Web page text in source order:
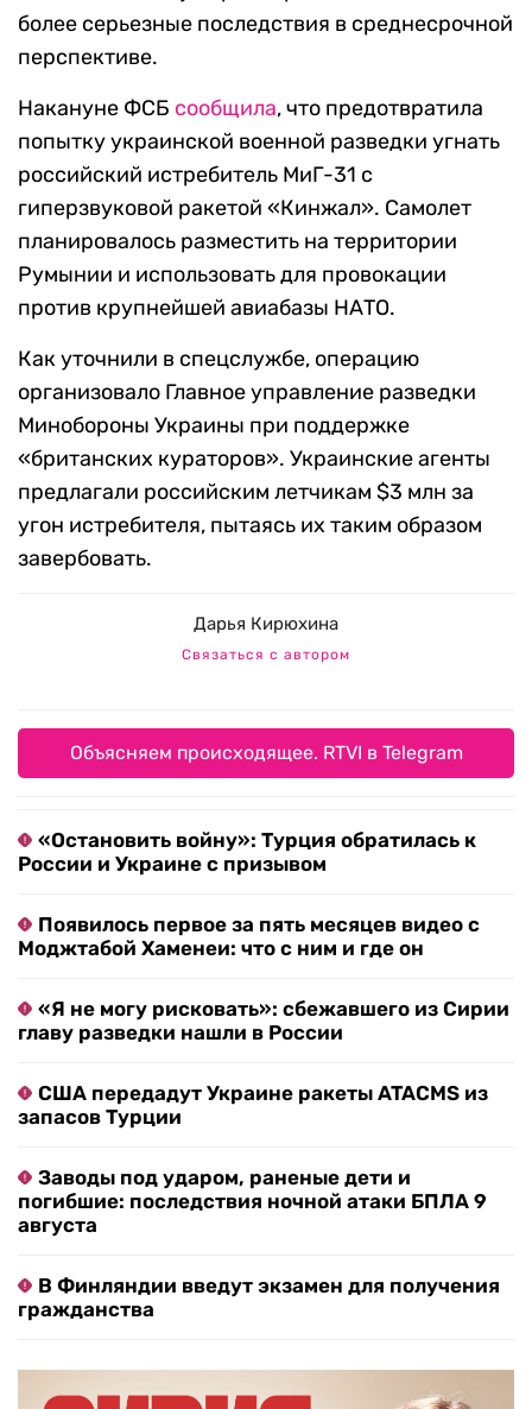
более серьезные последствия в среднесрочной
перспективе.
Накануне ФСБ сообщила, что предотвратила
попытку украинской военной разведки угнать
российский истребитель МиГ-31 с
гиперзвуковой ракетой «Кинжал». Самолет
планировалось разместить на территории
Румынии и использовать для провокации
против крупнейшей авиабазы НАТО.
Как уточнили в спецслужбе, операцию
организовало Главное управление разведки
Минобороны Украины при поддержке
«британских кураторов». Украинские агенты
предлагали российским летчикам $3 млн за
угон истребителя, пытаясь их таким образом
завербовать.
Дарья Кирюхина
Связаться с автором
Объясняем происходящее. RTVI в Telegram
«Остановить войну»: Турция обратилась к
России и Украине с призывом
Появилось первое за пять месяцев видео с
Моджтабой Хаменеи: что с ним и где он
«Я не могу рисковать»: сбежавшего из Сирии
главу разведки нашли в России
США передадут Украине ракеты ATACMS из
запасов Турции
Заводы под ударом, раненые дети и
погибшие: последствия ночной атаки БПЛА 9
августа
В Финляндии введут экзамен для получения
гражданства